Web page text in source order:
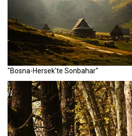
"Bosna-Hersek'te Sonbahar"